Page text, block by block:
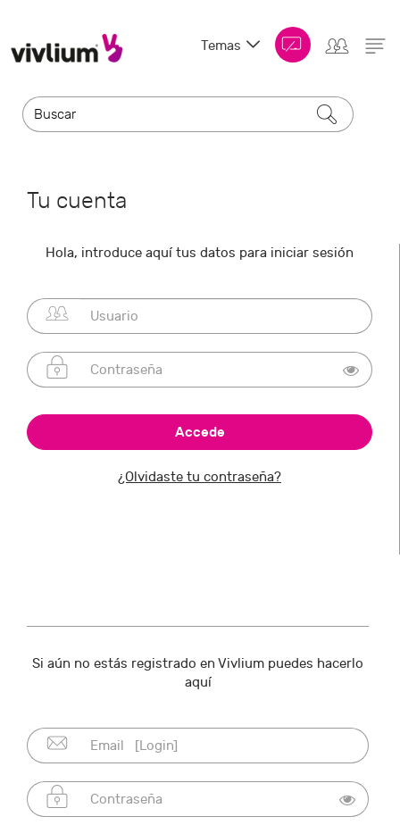
Temas
Tu cuenta
Hola, introduce aquí tus datos para iniciar sesión
¿Olvidaste tu contraseña?
Si aún no estás registrado en Vivlium puedes hacerlo
aquí